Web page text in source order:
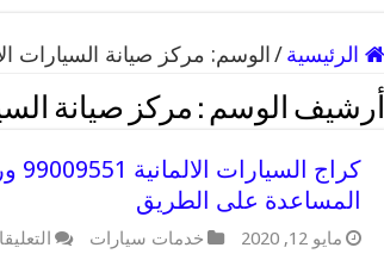
الرئيسية / الوسم: مركز صيانة السيارات
أرشيف الوسم : مركز صيانة
المساعدة على الطريق
مايو 12, 2020 خدمات سيارات